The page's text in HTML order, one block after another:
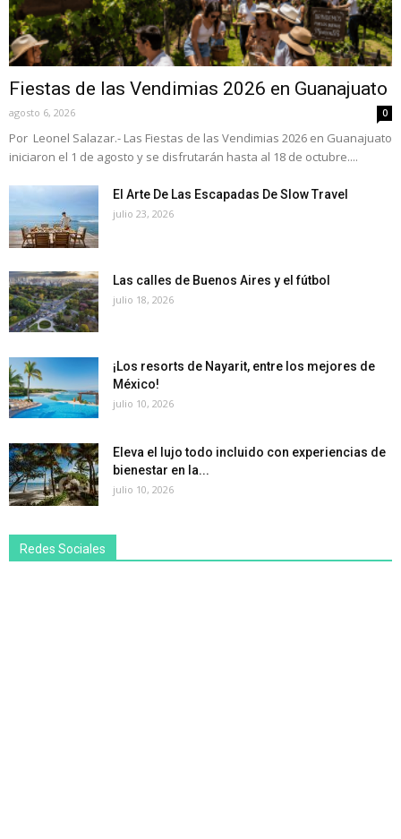
Fiestas de las Vendimias 2026 en Guanajuato
agosto 6, 2026 0
Por Leonel Salazar.- Las Fiestas de las Vendimias 2026 en Guanajuato
iniciaron el 1 de agosto y se disfrutarán hasta al 18 de octubre....
El Arte De Las Escapadas De Slow Travel
julio 23, 2026
Las calles de Buenos Aires y el fútbol
julio 18, 2026
¡Los resorts de Nayarit, entre los mejores de
México!
julio 10, 2026
Eleva el lujo todo incluido con experiencias de
bienestar en la...
julio 10, 2026
Redes Sociales